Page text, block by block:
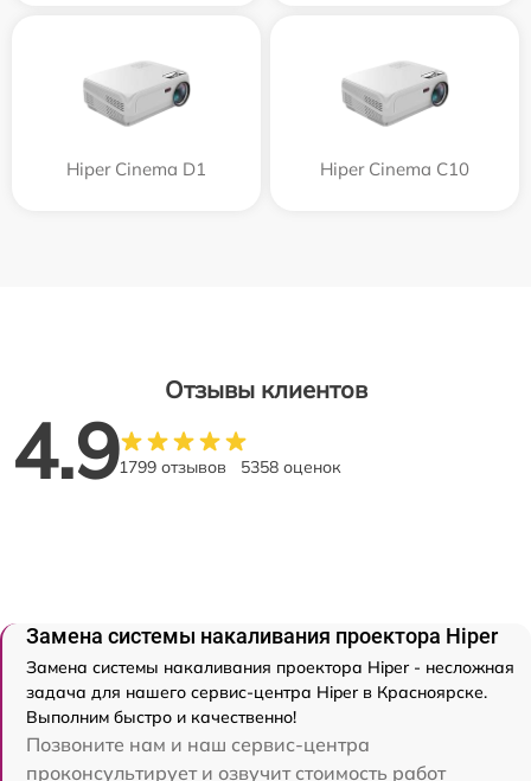
Hiper Cinema D1 Hiper Cinema C10
Отзывы клиентов
4.91799 отзывов 5358 оценок
Замена системы накаливания проектора Hiper
Замена системы накаливания проектора Hiper - несложная
задача для нашего сервис-центра Hiper в Красноярске.
Выполним быстро и качественно!
Позвоните нам и наш сервис-центра
проконсультирует и озвучит стоимость работ